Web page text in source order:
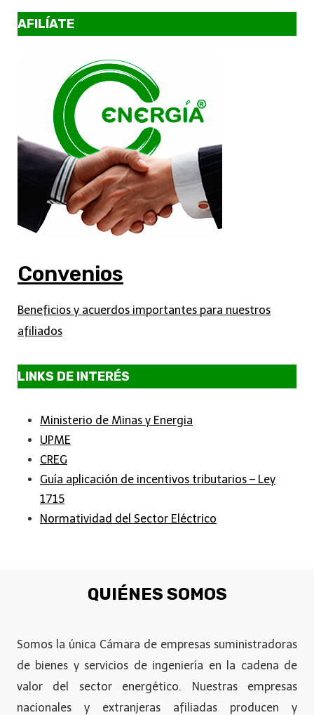
AFILÍATE
Convenios
Beneficios y acuerdos importantes para nuestros
afiliados
LINKS DE INTERÉS
Ministerio de Minas y Energia
UPME
CREG
Guía aplicación de incentivos tributarios – Ley
1715
Normatividad del Sector Eléctrico
QUIÉNES SOMOS
Somos la única Cámara de empresas suministradoras
de bienes y servicios de ingeniería en la cadena de
valor del sector energético. Nuestras empresas
nacionales y extranjeras afiliadas producen y